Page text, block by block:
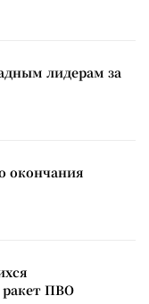
лидерам за
окончания
ракет ПВО